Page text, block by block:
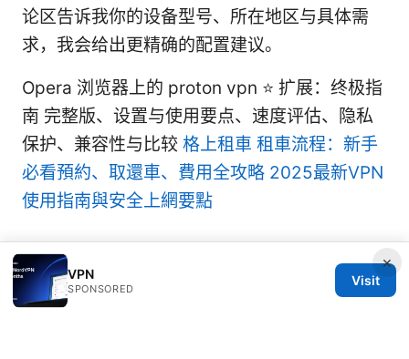
论区告诉我你的设备型号、所在地区与具体需
求，我会给出更精确的配置建议。
Opera 浏览器上的 proton vpn ⭐ 扩展：终极指
南 完整版、设置与使用要点、速度评估、隐私
保护、兼容性与比较 格上租車 租車流程：新手
必看預約、取還車、費用全攻略 2025最新VPN
使用指南與安全上網要點
×
VPN
SPONSORED
Visit